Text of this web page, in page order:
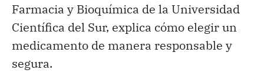
Farmacia y Bioquímica de la Universidad
Científica del Sur, explica cómo elegir un
medicamento de manera responsable y
segura.